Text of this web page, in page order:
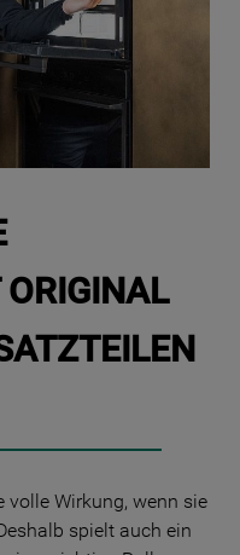
volle Wirkung, wenn sie
spielt auch ein